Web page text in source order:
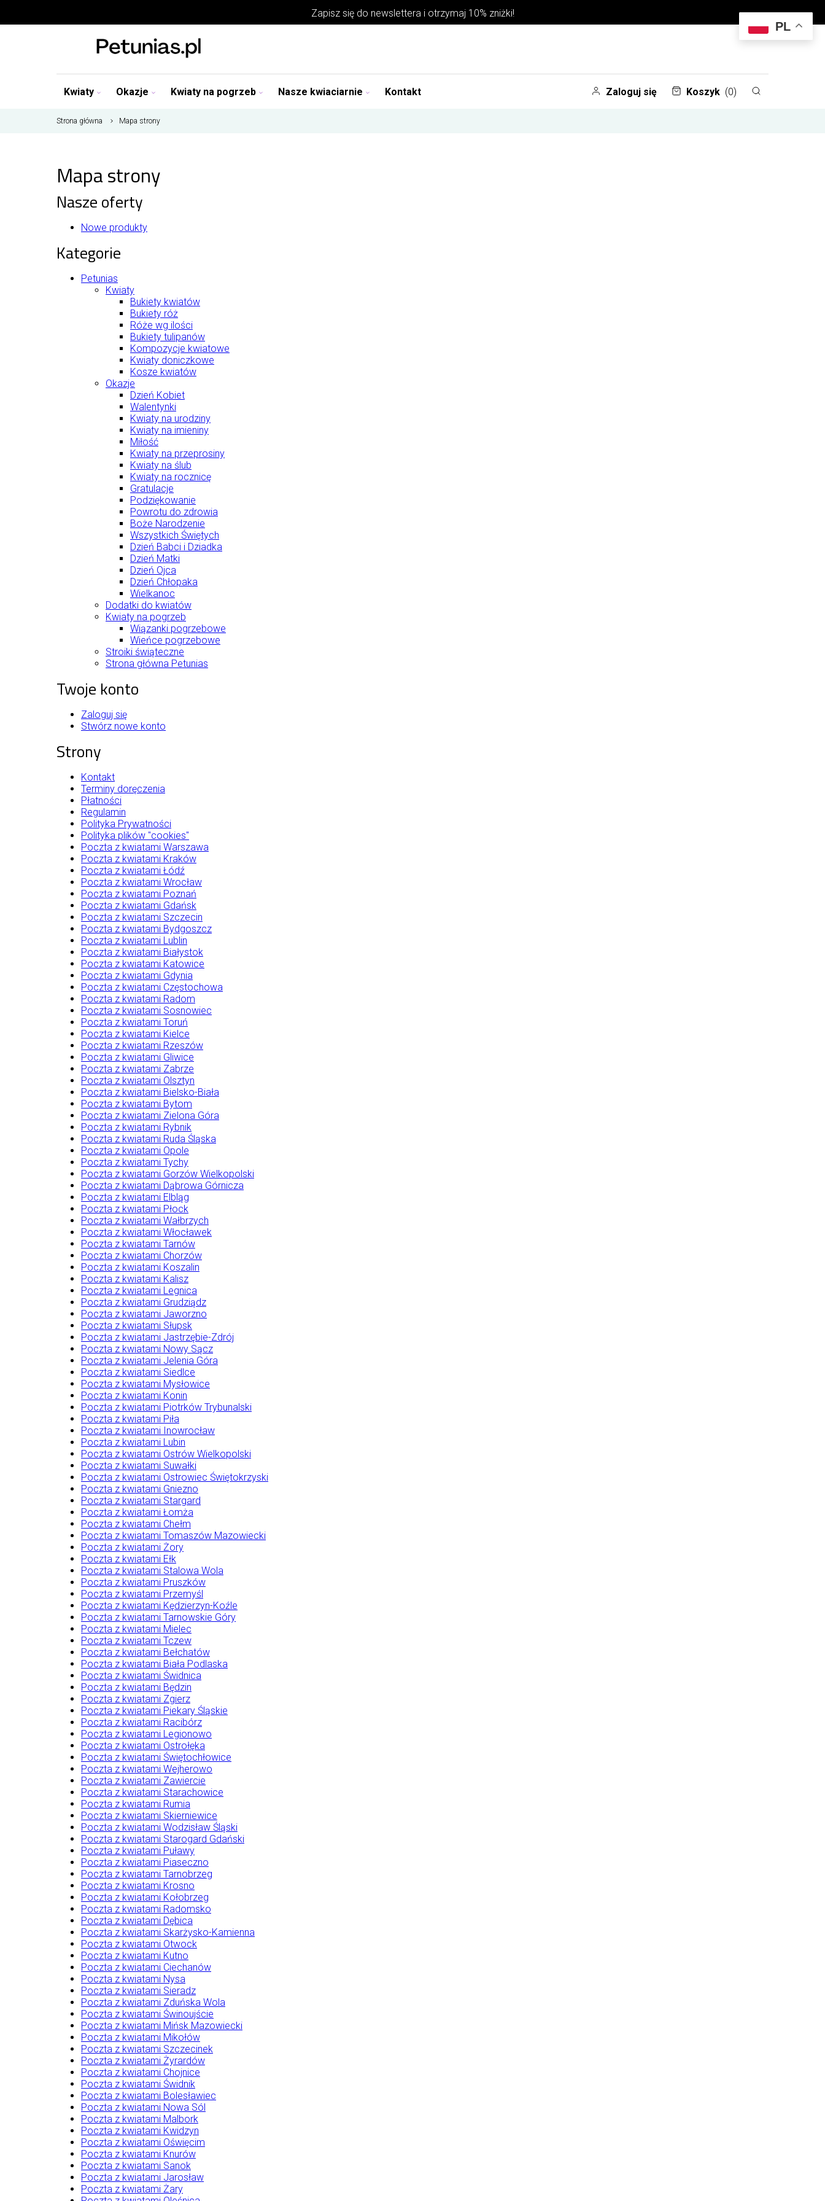
Zapisz się do newsletterai otrzymaj 10% zniżki!
Kwiaty Okazje Kwiaty na pogrzeb Nasze kwiaciarnie Kontakt Zaloguj się Koszyk (0)
Strona główna Mapa strony
Mapa strony
Nasze oferty
Nowe produkty
Kategorie
Petunias
Kwiaty
Bukiety kwiatów
Bukiety róż
Róże wg ilości
Bukiety tulipanów
Kompozycje kwiatowe
Kwiaty doniczkowe
Kosze kwiatów
Okazje
Dzień Kobiet
Walentynki
Kwiaty na urodziny
Kwiaty na imieniny
Miłość
Kwiaty na przeprosiny
Kwiaty na ślub
Kwiaty na rocznicę
Gratulacje
Podziękowanie
Powrotu do zdrowia
Boże Narodzenie
Wszystkich Świętych
Dzień Babci i Dziadka
Dzień Matki
Dzień Ojca
Dzień Chłopaka
Wielkanoc
Dodatki do kwiatów
Kwiaty na pogrzeb
Wiązanki pogrzebowe
Wieńce pogrzebowe
Stroiki świąteczne
Strona główna Petunias
Twoje konto
Zaloguj się
Stwórz nowe konto
Strony
Kontakt
Terminy doręczenia
Płatności
Regulamin
Polityka Prywatności
Polityka plików "cookies"
Poczta z kwiatami Warszawa
Poczta z kwiatami Kraków
Poczta z kwiatami Łódź
Poczta z kwiatami Wrocław
Poczta z kwiatami Poznań
Poczta z kwiatami Gdańsk
Poczta z kwiatami Szczecin
Poczta z kwiatami Bydgoszcz
Poczta z kwiatami Lublin
Poczta z kwiatami Białystok
Poczta z kwiatami Katowice
Poczta z kwiatami Gdynia
Poczta z kwiatami Częstochowa
Poczta z kwiatami Radom
Poczta z kwiatami Sosnowiec
Poczta z kwiatami Toruń
Poczta z kwiatami Kielce
Poczta z kwiatami Rzeszów
Poczta z kwiatami Gliwice
Poczta z kwiatami Zabrze
Poczta z kwiatami Olsztyn
Poczta z kwiatami Bielsko-Biała
Poczta z kwiatami Bytom
Poczta z kwiatami Zielona Góra
Poczta z kwiatami Rybnik
Poczta z kwiatami Ruda Śląska
Poczta z kwiatami Opole
Poczta z kwiatami Tychy
Poczta z kwiatami Gorzów Wielkopolski
Poczta z kwiatami Dąbrowa Górnicza
Poczta z kwiatami Elbląg
Poczta z kwiatami Płock
Poczta z kwiatami Wałbrzych
Poczta z kwiatami Włocławek
Poczta z kwiatami Tarnów
Poczta z kwiatami Chorzów
Poczta z kwiatami Koszalin
Poczta z kwiatami Kalisz
Poczta z kwiatami Legnica
Poczta z kwiatami Grudziądz
Poczta z kwiatami Jaworzno
Poczta z kwiatami Słupsk
Poczta z kwiatami Jastrzębie-Zdrój
Poczta z kwiatami Nowy Sącz
Poczta z kwiatami Jelenia Góra
Poczta z kwiatami Siedlce
Poczta z kwiatami Mysłowice
Poczta z kwiatami Konin
Poczta z kwiatami Piotrków Trybunalski
Poczta z kwiatami Piła
Poczta z kwiatami Inowrocław
Poczta z kwiatami Lubin
Poczta z kwiatami Ostrów Wielkopolski
Poczta z kwiatami Suwałki
Poczta z kwiatami Ostrowiec Świętokrzyski
Poczta z kwiatami Gniezno
Poczta z kwiatami Stargard
Poczta z kwiatami Łomża
Poczta z kwiatami Chełm
Poczta z kwiatami Tomaszów Mazowiecki
Poczta z kwiatami Żory
Poczta z kwiatami Ełk
Poczta z kwiatami Stalowa Wola
Poczta z kwiatami Pruszków
Poczta z kwiatami Przemyśl
Poczta z kwiatami Kędzierzyn-Koźle
Poczta z kwiatami Tarnowskie Góry
Poczta z kwiatami Mielec
Poczta z kwiatami Tczew
Poczta z kwiatami Bełchatów
Poczta z kwiatami Biała Podlaska
Poczta z kwiatami Świdnica
Poczta z kwiatami Będzin
Poczta z kwiatami Zgierz
Poczta z kwiatami Piekary Śląskie
Poczta z kwiatami Racibórz
Poczta z kwiatami Legionowo
Poczta z kwiatami Ostrołęka
Poczta z kwiatami Świętochłowice
Poczta z kwiatami Wejherowo
Poczta z kwiatami Zawiercie
Poczta z kwiatami Starachowice
Poczta z kwiatami Rumia
Poczta z kwiatami Skierniewice
Poczta z kwiatami Wodzisław Śląski
Poczta z kwiatami Starogard Gdański
Poczta z kwiatami Puławy
Poczta z kwiatami Piaseczno
Poczta z kwiatami Tarnobrzeg
Poczta z kwiatami Krosno
Poczta z kwiatami Kołobrzeg
Poczta z kwiatami Radomsko
Poczta z kwiatami Dębica
Poczta z kwiatami Skarżysko-Kamienna
Poczta z kwiatami Otwock
Poczta z kwiatami Kutno
Poczta z kwiatami Ciechanów
Poczta z kwiatami Nysa
Poczta z kwiatami Sieradz
Poczta z kwiatami Zduńska Wola
Poczta z kwiatami Świnoujście
Poczta z kwiatami Mińsk Mazowiecki
Poczta z kwiatami Mikołów
Poczta z kwiatami Szczecinek
Poczta z kwiatami Żyrardów
Poczta z kwiatami Chojnice
Poczta z kwiatami Świdnik
Poczta z kwiatami Bolesławiec
Poczta z kwiatami Nowa Sól
Poczta z kwiatami Malbork
Poczta z kwiatami Kwidzyn
Poczta z kwiatami Oświęcim
Poczta z kwiatami Knurów
Poczta z kwiatami Sanok
Poczta z kwiatami Jarosław
Poczta z kwiatami Żary
PL